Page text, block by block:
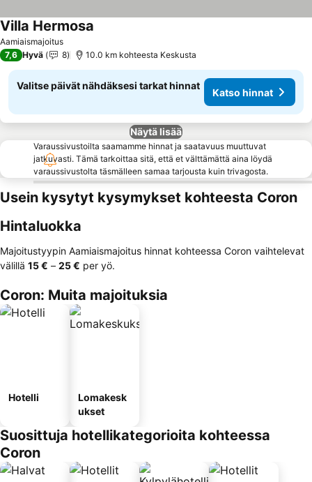
Aamiaismajoitus
Villa Hermosa
7,6 Hyvä 8 10.0 km kohteesta Keskusta
Valitse päivät nähdäksesi tarkat hinnat
Katso hinnat
Näytä lisää
Varaussivustoilta saamamme hinnat ja saatavuus muuttuvat
jatkuvasti. Tämä tarkoittaa sitä, että et välttämättä aina löydä
varaussivustolta täsmälleen samaa tarjousta kuin trivagosta.
Usein kysytyt kysymykset kohteesta Coron
Hintaluokka
Majoitustyypin Aamiaismajoitus hinnat kohteessa Coron vaihtelevat
välillä ‎15 € – ‎25 € per yö.
Coron: Muita majoituksia
Hotelli
Lomakesk
ukset
Suosittuja hotellikategorioita kohteessa
Coron